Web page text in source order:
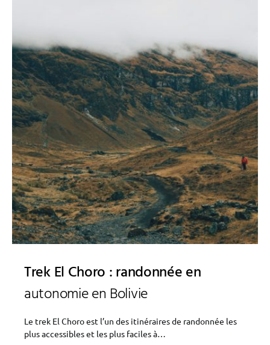
Trek El Choro : randonnée en
autonomie en Bolivie
Le trek El Choro est l’un des itinéraires de randonnée les
plus accessibles et les plus faciles à…